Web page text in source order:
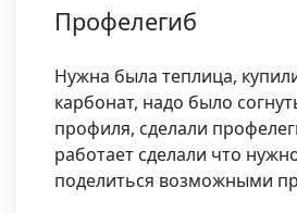
Профелегиб
Нужна была теплица,
карбонат, надо было
профиля, сделали
работает сделали что
поделиться возможными